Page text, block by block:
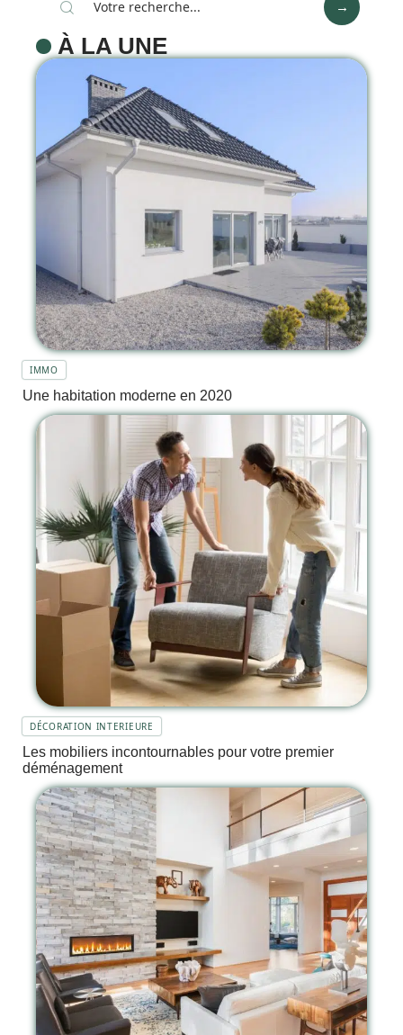
À LA UNE
IMMO
Une habitation moderne en 2020
DÉCORATION INTERIEURE
Les mobiliers incontournables pour votre premier
déménagement